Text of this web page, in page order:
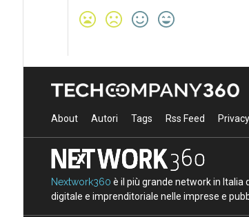
About Autori Tags Rss Feed
Nextwork360 è il più grande network in Italia
digitale e imprenditoriale nelle imprese e